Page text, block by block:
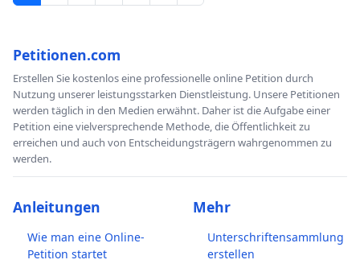
Petitionen.com
Erstellen Sie kostenlos eine professionelle online Petition durch
Nutzung unserer leistungsstarken Dienstleistung. Unsere Petitionen
werden täglich in den Medien erwähnt. Daher ist die Aufgabe einer
Petition eine vielversprechende Methode, die Öffentlichkeit zu
erreichen und auch von Entscheidungsträgern wahrgenommen zu
werden.
Anleitungen
Wie man eine Online-
Petition startet
Mehr
Unterschriftensammlung
erstellen